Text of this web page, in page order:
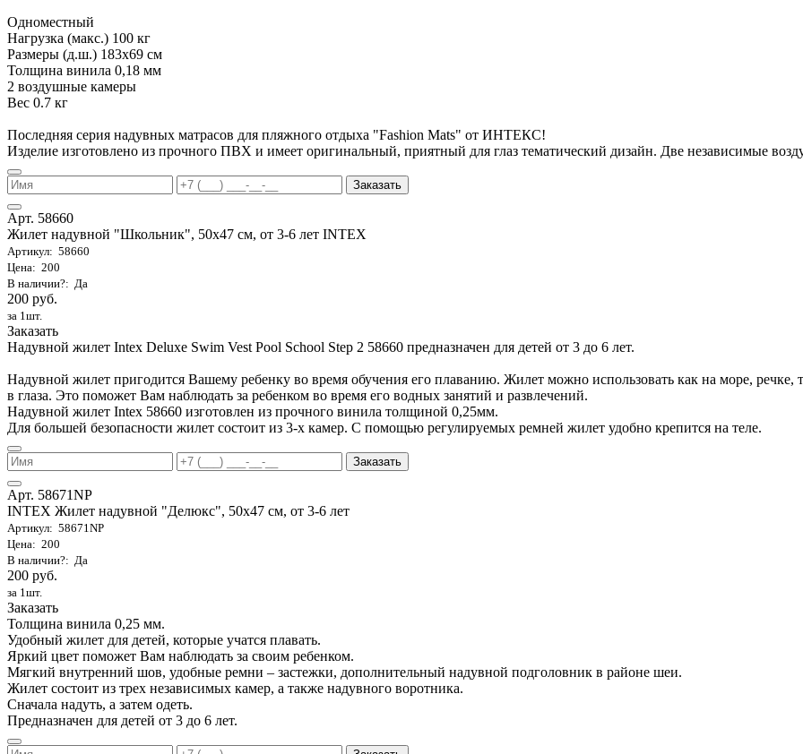
Одноместный
Нагрузка (макс.) 100 кг
Размеры (д.ш.) 183х69 см
Толщина винила 0,18 мм
2 воздушные камеры
Вес 0.7 кг
Последняя серия надувных матрасов для пляжного отдыха "Fashion Mats" от ИНТЕКС!
Изделие изготовлено из прочного ПВХ и имеет оригинальный, приятный для глаз тематический дизайн. Две независимые
Заказать
Арт. 58660
Жилет надувной "Школьник", 50х47 см, от 3-6 лет INTEX
Артикул: 58660
Цена: 200
В наличии?: Да
200 руб.
за 1шт.
Заказать
Надувной жилет Intex Deluxe Swim Vest Pool School Step 2 58660 предназначен для детей от 3 до 6 лет.
Надувной жилет пригодится Вашему ребенку во время обучения его плаванию. Жилет можно использовать как на море, речке,
в глаза. Это поможет Вам наблюдать за ребенком во время его водных занятий и развлечений.
Надувной жилет Intex 58660 изготовлен из прочного винила толщиной 0,25мм.
Для большей безопасности жилет состоит из 3-х камер. С помощью регулируемых ремней жилет удобно крепится на теле.
Заказать
Арт. 58671NP
INTEX Жилет надувной "Делюкс", 50х47 см, от 3-6 лет
Артикул: 58671NP
Цена: 200
В наличии?: Да
200 руб.
за 1шт.
Заказать
Толщина винила 0,25 мм.
Удобный жилет для детей, которые учатся плавать.
Яркий цвет поможет Вам наблюдать за своим ребенком.
Мягкий внутренний шов, удобные ремни – застежки, дополнительный надувной подголовник в районе шеи.
Жилет состоит из трех независимых камер, а также надувного воротника.
Сначала надуть, а затем одеть.
Предназначен для детей от 3 до 6 лет.